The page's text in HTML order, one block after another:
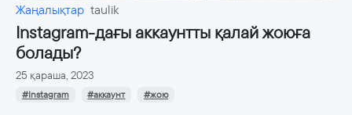
Жаңалықтар taulik
Instagram-дағы аккаунтты қалай жоюға
болады?
25 қараша, 2023
#Instagram #аккаунт #жою